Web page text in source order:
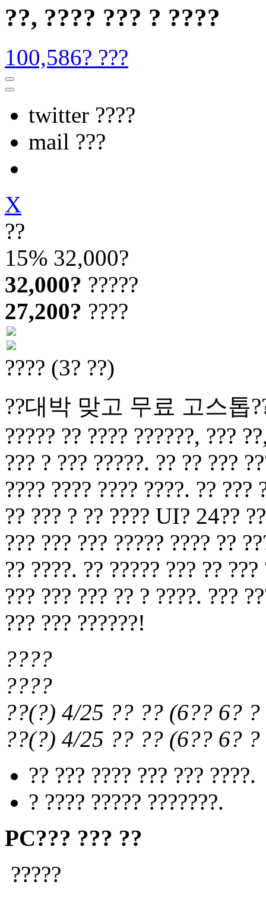
??, ???? ??? ? ????
100,586? ???
twitter ????
mail ???
X
??
15% 32,000?
32,000? ?????
27,200? ????
???? (3? ??)
??대박 맞고 무료 고스톱
????? ?? ???? ??????, ???
??? ? ??? ?????. ?? ?? ???
???? ???? ???? ????. ?? ???
?? ??? ? ?? ???? UI? 24??
??? ??? ??? ????? ???? ??
?? ????. ?? ????? ??? ??
??? ??? ??? ?? ? ????. ???
??? ??? ??????!
????
????
??(?) 4/25 ?? ?? (6?? 6?
??(?) 4/25 ?? ?? (6?? 6?
?? ??? ???? ??? ??? ????.
? ???? ????? ???????.
PC??? ??? ??
?????